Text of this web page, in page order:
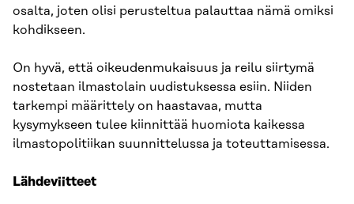
osalta, joten olisi perusteltua palauttaa nämä omiksi
kohdikseen.
On hyvä, että oikeudenmukaisuus ja reilu siirtymä
nostetaan ilmastolain uudistuksessa esiin. Niiden
tarkempi määrittely on haastavaa, mutta
kysymykseen tulee kiinnittää huomiota kaikessa
ilmastopolitiikan suunnittelussa ja toteuttamisessa.
Lähdeviitteet